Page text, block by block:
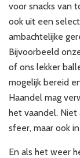
voor snacks van
ook uit een
ambachtelijke
Bijvoorbeeld
of ons lekker
mogelijk bereid
Haandel mag
het vaandel. Niet
sfeer, maar ook
En als het weer